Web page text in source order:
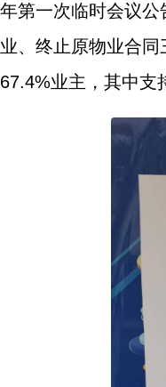
年第一次临时会议
业、终止原物业合
67.4%业主，其中支